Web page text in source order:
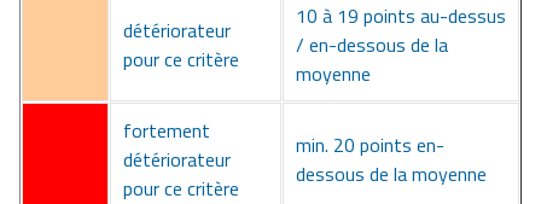
détériorateur
pour ce critère
10 à 19 points au-dessus
/ en-dessous de la
moyenne
fortement
détériorateur
pour ce critère
min. 20 points en-
dessous de la moyenne